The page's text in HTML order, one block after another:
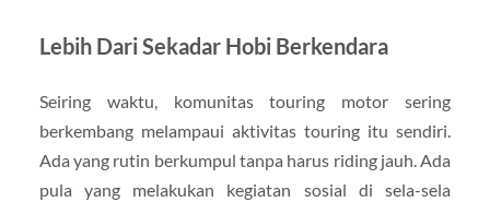
Lebih Dari Sekadar Hobi Berkendara
Seiring waktu, komunitas touring motor sering
berkembang melampaui aktivitas touring itu sendiri.
Ada yang rutin berkumpul tanpa harus riding jauh. Ada
pula yang melakukan kegiatan sosial di sela-sela